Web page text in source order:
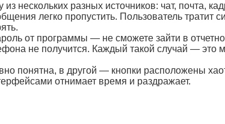
нескольких разных источников: чат, почта,
легко пропустить. Пользователь тратит
от программы — не сможете зайти в
не получится. Каждый такой случай — это
понятна, в другой — кнопки расположены
отнимает время и раздражает.